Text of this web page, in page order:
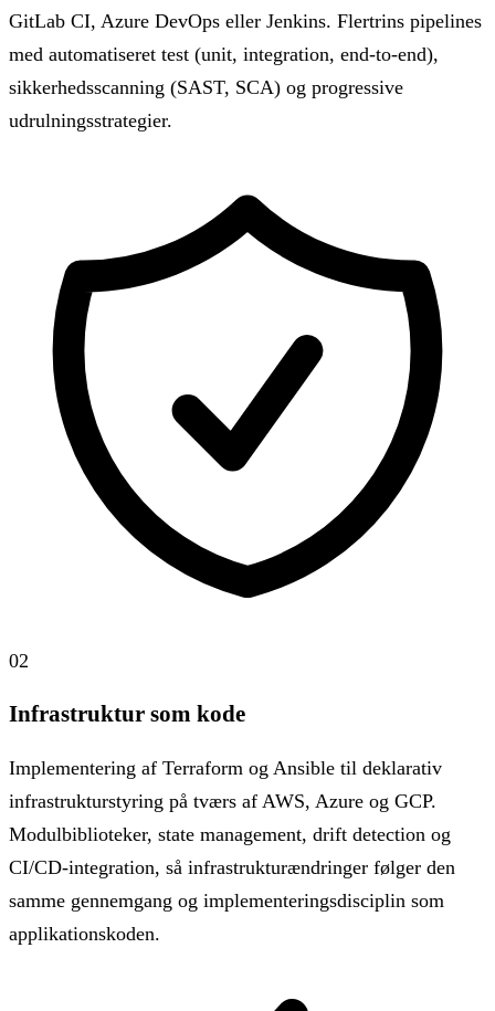
GitLab CI, Azure DevOps eller Jenkins. Flertrins pipelines
med automatiseret test (unit, integration, end-to-end),
sikkerhedsscanning (SAST, SCA) og progressive
udrulningsstrategier.
02
Infrastruktur som kode
Implementering af Terraform og Ansible til deklarativ
infrastrukturstyring på tværs af AWS, Azure og GCP.
Modulbiblioteker, state management, drift detection og
CI/CD-integration, så infrastrukturændringer følger den
samme gennemgang og implementeringsdisciplin som
applikationskoden.